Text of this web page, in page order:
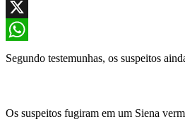
Facebook
X
WhatsApp
Segundo testemunhas, os suspeitos
Os suspeitos fugiram em um Siena